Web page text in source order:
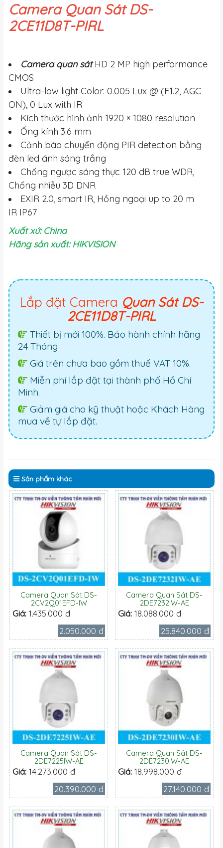
Camera Quan Sát DS-
2CE11D8T-PIRL
Camera quan sátHD 2 MP high performance
CMOS
Ultra-low light Color: 0.005 Lux @ (F1.2, AGC
ON), 0 Lux with IR
Kích thước hình ảnh 1920 × 1080 resolution
Ống kính 3.6 mm
Cảnh báo chuyển động PIR detection bằng
đèn led ánh sáng trắng
Chống ngược sáng thực 120 dB true WDR,
Chống nhiễu 3D DNR
EXIR 2.0, smart IR, Hồng ngoại up to 20 m
IR IP67
Xuất xứ: China
Hãng sản xuất: HIKVISION
Lắp đặt Camera Quan Sát DS-
2CE11D8T-PIRL
Thiết bị mới 100%. Bảo hành chính hãng
24 Tháng
Giá trên chưa bao gồm thuế VAT 10%.
Miễn phí lắp đặt tại thành phố Hồ Chí
Minh.
Giảm giá cho kỹ thuật hoặc Khách Hàng
mua về tự lắp đặt.
Sản phẩm khác
Camera Quan Sát DS-
2CV2Q01EFD-IW
Giá: 1.435.000 đ
2.050.000 đ
Camera Quan Sát DS-
2DE7232IW-AE
Giá: 18.088.000 đ
25.840.000 đ
Camera Quan Sát DS-
2DE7225IW-AE
Giá: 14.273.000 đ
20.390.000 đ
Camera Quan Sát DS-
2DE7230IW-AE
Giá: 18.998.000 đ
27.140.000 đ